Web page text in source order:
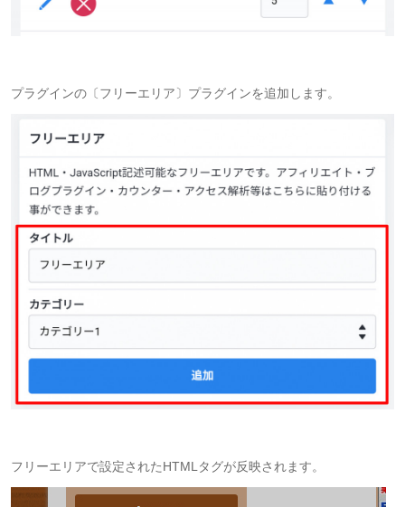
プラグインの〔フリーエリア〕プラグインを追加します。
フリーエリアで設定されたHTMLタグが反映されます。